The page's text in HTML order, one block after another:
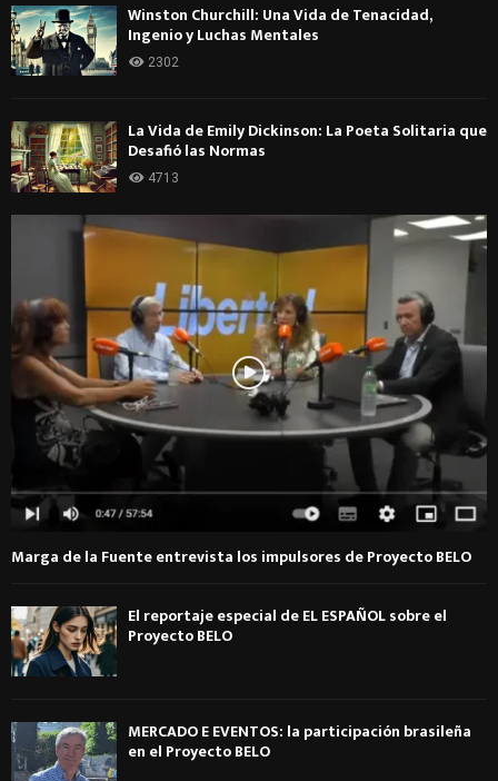
Winston Churchill: Una Vida de Tenacidad,
Ingenio y Luchas Mentales
2302
La Vida de Emily Dickinson: La Poeta Solitaria que
Desafió las Normas
4713
Marga de la Fuente entrevista los impulsores de Proyecto BELO
El reportaje especial de EL ESPAÑOL sobre el
Proyecto BELO
MERCADO E EVENTOS: la participación brasileña
en el Proyecto BELO